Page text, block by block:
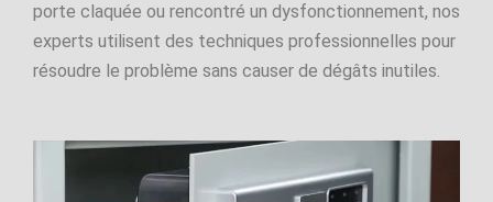
porte claquée ou rencontré un dysfonctionnement, nos
experts utilisent des techniques professionnelles pour
résoudre le problème sans causer de dégâts inutiles.